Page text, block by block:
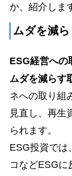
か、紹介しま
ムダを減
ESG経営への
ムダを減らす
ネへの取り組
見直し、再生
られます。
ESG投資では
コなどESGに